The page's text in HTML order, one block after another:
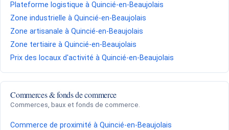
Plateforme logistique à Quincié-en-Beaujolais
Zone industrielle à Quincié-en-Beaujolais
Zone artisanale à Quincié-en-Beaujolais
Zone tertiaire à Quincié-en-Beaujolais
Prix des locaux d'activité à Quincié-en-Beaujolais
Commerces & fonds de commerce
Commerces, baux et fonds de commerce.
Commerce de proximité à Quincié-en-Beaujolais